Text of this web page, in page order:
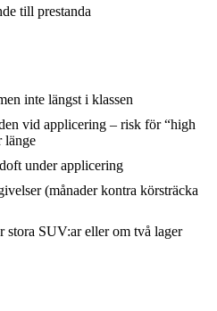
till prestanda
inte längst i klassen
vid applicering – risk för “high
länge
under applicering
(månader kontra körsträcka
stora SUV:ar eller om två lager